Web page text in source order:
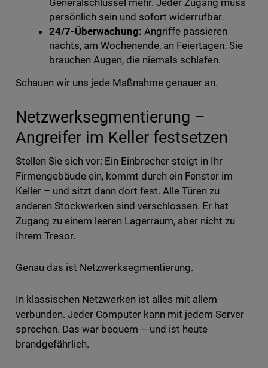
Generalschlüssel mehr. Jeder Zugang muss
persönlich sein und sofort widerrufbar.
24/7-Überwachung: Angriffe passieren
nachts, am Wochenende, an Feiertagen. Sie
brauchen Augen, die niemals schlafen.
Schauen wir uns jede Maßnahme genauer an.
Netzwerksegmentierung –
Angreifer im Keller festsetzen
Stellen Sie sich vor: Ein Einbrecher steigt in Ihr
Firmengebäude ein, kommt durch ein Fenster im
Keller – und sitzt dann dort fest. Alle Türen zu
anderen Stockwerken sind verschlossen. Er hat
Zugang zu einem leeren Lagerraum, aber nicht zu
Ihrem Tresor.
Genau das ist Netzwerksegmentierung.
In klassischen Netzwerken ist alles mit allem
verbunden. Jeder Computer kann mit jedem Server
sprechen. Das war bequem – und ist heute
brandgefährlich.